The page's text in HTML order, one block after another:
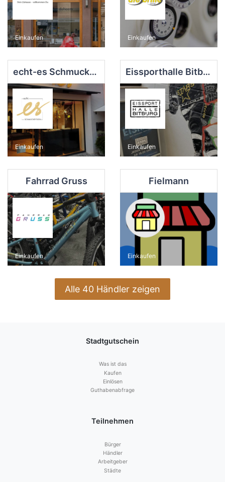
Einkaufen Einkaufen
echt-es Schmuckdesign
Einkaufen
Eissporthalle Bitburg
Einkaufen
Fahrrad Gruss
Einkaufen
Fielmann
Einkaufen
Alle 40 Händler zeigen
Stadtgutschein
Was ist das
Kaufen
Einlösen
Guthabenabfrage
Teilnehmen
Bürger
Händler
Arbeitgeber
Städte